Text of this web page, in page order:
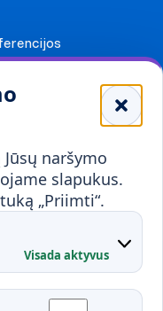
naršymo
slapukus.
„Priimti“.
Visada aktyvus
atstovybė